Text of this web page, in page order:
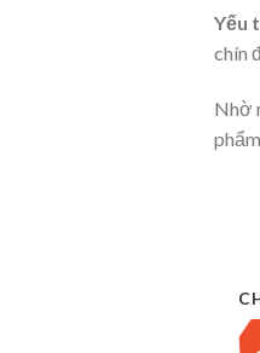
Yếu
chín
Nhờ